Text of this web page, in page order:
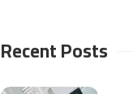
Recent Posts